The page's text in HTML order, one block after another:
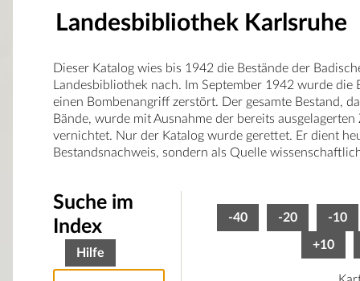
Landesbibliothek Karlsruhe
Dieser Katalog wies bis 1942 die Bestände der
Landesbibliothek nach. Im September 1942 wurde
einen Bombenangriff zerstört. Der gesamte Bestand,
Bände, wurde mit Ausnahme der bereits ausgelagerten
vernichtet. Nur der Katalog wurde gerettet. Er dient
Bestandsnachweis, sondern als Quelle
-40 -20 -10
+10
Suche im
Index
Hilfe